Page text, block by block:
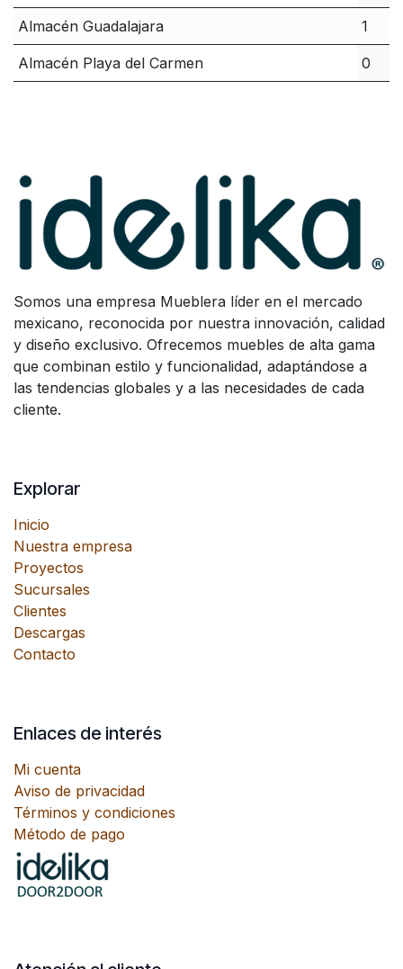
Almacén Guadalajara 1
Almacén Playa del Carmen 0
Somos una empresa Mueblera líder en el mercado
mexicano, reconocida por nuestra innovación, calidad
y diseño exclusivo. Ofrecemos muebles de alta gama
que combinan estilo y funcionalidad, adaptándose a
las tendencias globales y a las necesidades de cada
cliente.
Explorar
Inicio
Nuestra empresa
Proyectos
Sucursales
Clientes
Descargas
Contacto
Enlaces de interés
Mi cuenta
Aviso de privacidad
Términos y condiciones
Método de pago